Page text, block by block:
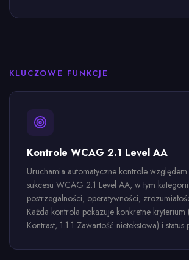
KLUCZOWE FUNKCJE
Kontrole WCAG 2.1 Level AA
Uruchamia automatyczne kontrole
sukcesu WCAG 2.1 Level AA, w tym kategorii
postrzegalności, operatywności,
Każda kontrola pokazuje konkretne kryterium
Kontrast, 1.1.1 Zawartość nietekstowa) i status